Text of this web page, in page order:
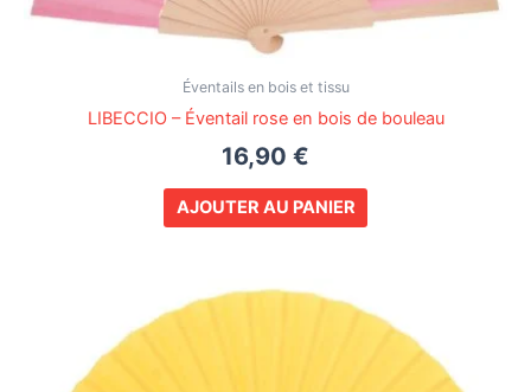
Éventails en bois et tissu
LIBECCIO – Éventail rose en bois de bouleau
16,90 €
AJOUTER AU PANIER